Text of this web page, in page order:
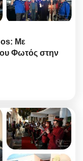
Με
Φωτός στην